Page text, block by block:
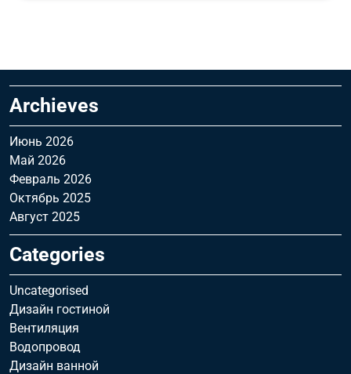
Archieves
Июнь 2026
Май 2026
Февраль 2026
Октябрь 2025
Август 2025
Categories
Uncategorised
Дизайн гостиной
Вентиляция
Водопровод
Дизайн ванной